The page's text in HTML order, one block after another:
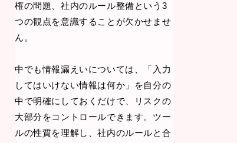
権の問題、社内のルール整備という3
つの観点を意識することが欠かせませ
ん。
中でも情報漏えいについては、「入力
してはいけない情報は何か」を自分の
中で明確にしておくだけで、リスクの
大部分をコントロールできます。ツー
ルの性質を理解し、社内のルールと合